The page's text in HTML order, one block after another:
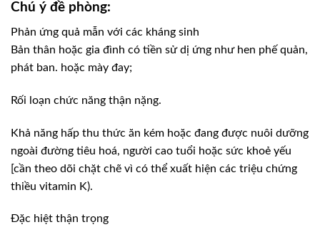
Chú ý đề phòng:
Phản ứng quả mẫn với các kháng sinh
Bản thân hoặc gia đình có tiền sử dị ứng như hen phế quản,
phát ban. hoặc mày đay;
Rối loạn chức năng thận nặng.
Khả năng hấp thu thức ăn kém hoặc đang được nuôi dưỡng
ngoài đường tiêu hoá, người cao tuổi hoặc sức khoẻ yếu
[cần theo dõi chặt chẽ vì có thể xuất hiện các triệu chứng
thiều vitamin K).
Đặc hiệt thận trọng